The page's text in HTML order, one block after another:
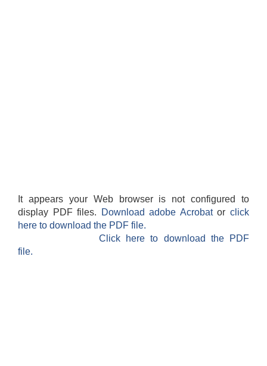
It appears your Web browser is not configured to
display PDF files.
Download adobe Acrobatorclick
here to download the PDF file.
Click here to download the PDF
file.